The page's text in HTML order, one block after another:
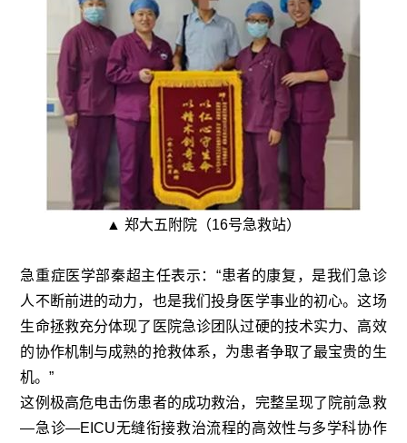
▲ 郑大五附院（16号急救站）
急重症医学部秦超主任表示：“患者的康复，是我们急诊
人不断前进的动力，也是我们投身医学事业的初心。这场
生命拯救充分体现了医院急诊团队过硬的技术实力、高效
的协作机制与成熟的抢救体系，为患者争取了最宝贵的生
机。”
这例极高危电击伤患者的成功救治，完整呈现了院前急救
—急诊—EICU无缝衔接救治流程的高效性与多学科协作